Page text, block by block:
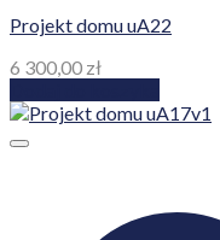
Projekt domu uA22
6 300,00 zł